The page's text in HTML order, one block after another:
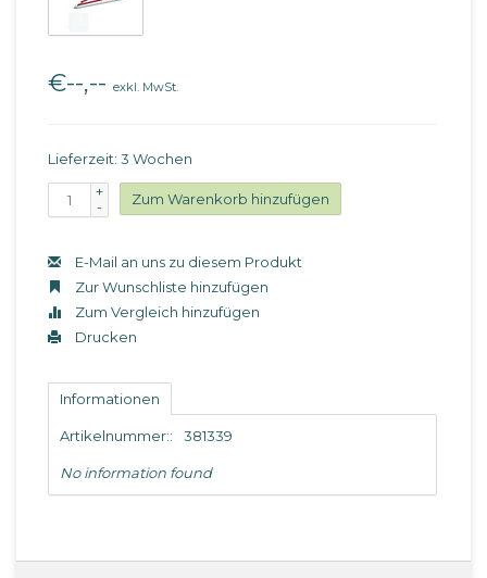
€--,-- exkl. MwSt.
Lieferzeit: 3 Wochen
+
-
Zum Warenkorb hinzufügen
E-Mail an uns zu diesem Produkt
Zur Wunschliste hinzufügen
Zum Vergleich hinzufügen
Drucken
Informationen
Artikelnummer:: 381339
No information found